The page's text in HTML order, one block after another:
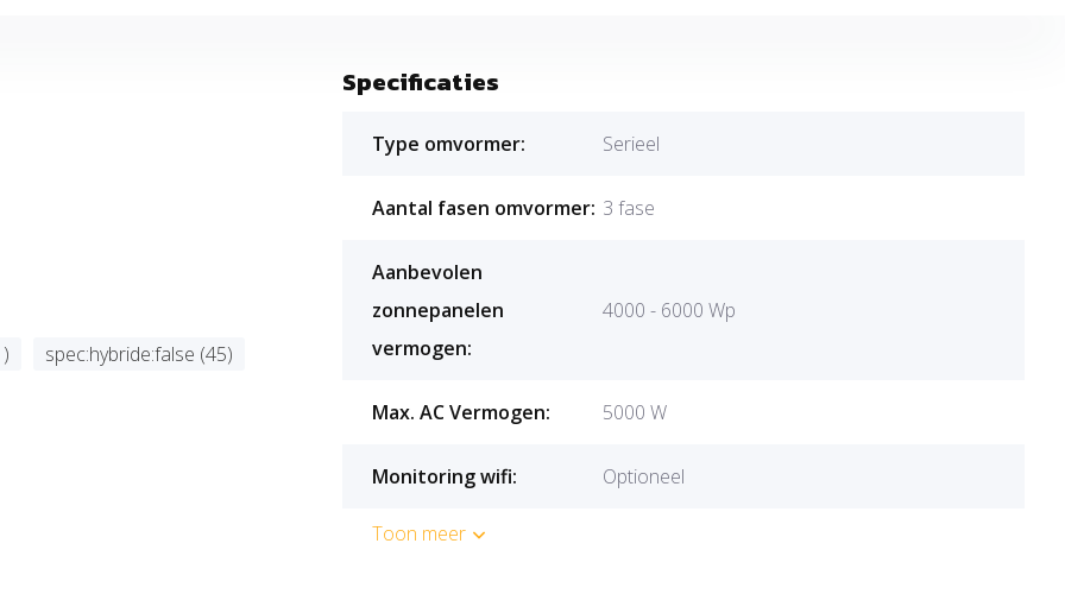
liefst 98.2% en tot max.
spec:hybride:false (45)
Specificaties
Type omvormer: Serieel
Aantal fasen omvormer: 3 fase
Aanbevolen
zonnepanelen
vermogen:
4000 - 6000 Wp
Max. AC Vermogen: 5000 W
Monitoring wifi: Optioneel
Toon meer